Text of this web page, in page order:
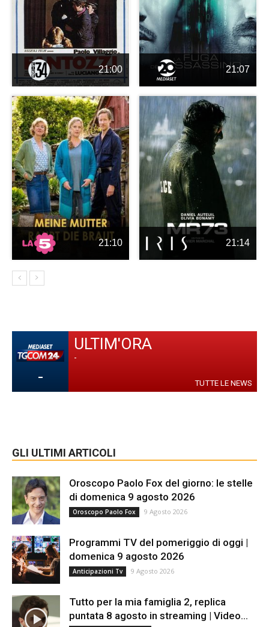
21:00 21:07
21:10 21:14
-
ULTIM'ORA
-
TUTTE LE NEWS
GLI ULTIMI ARTICOLI
Oroscopo Paolo Fox del giorno: le stelle
di domenica 9 agosto 2026
Oroscopo Paolo Fox 9 Agosto 2026
Programmi TV del pomeriggio di oggi |
domenica 9 agosto 2026
Anticipazioni Tv 9 Agosto 2026
Tutto per la mia famiglia 2, replica
puntata 8 agosto in streaming | Video...